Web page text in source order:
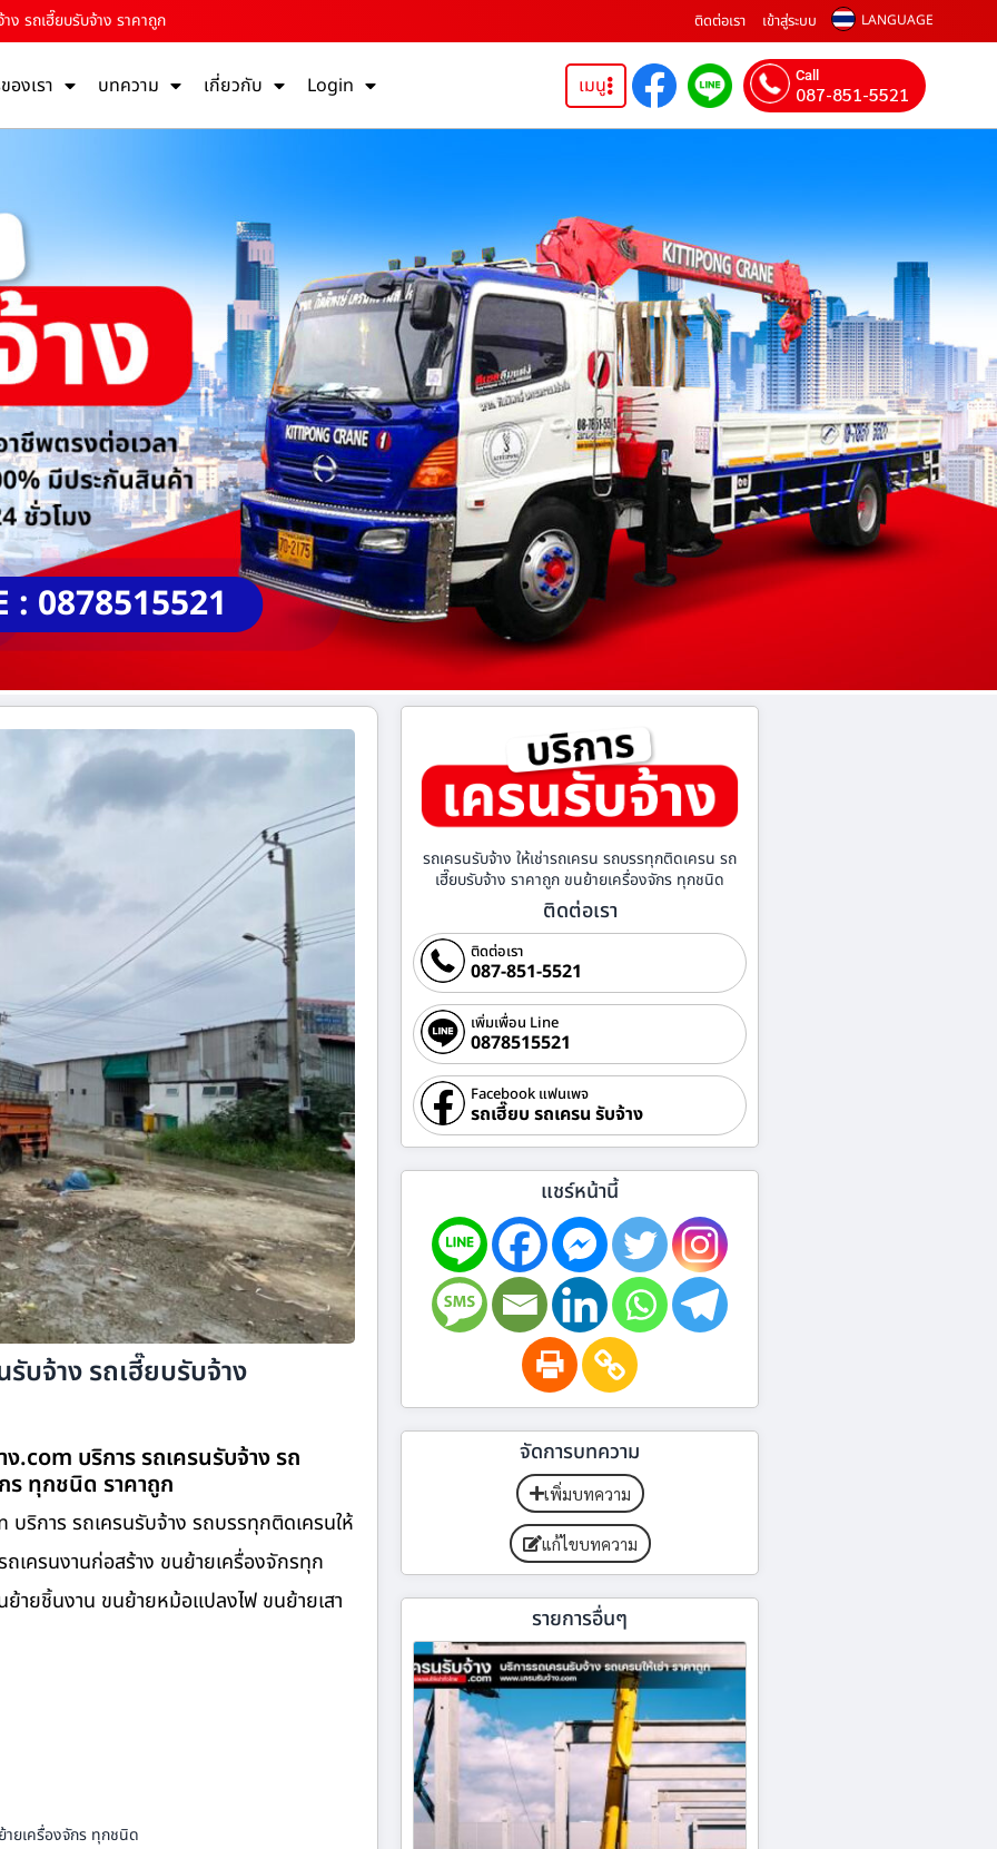
ง รถเฮี๊ยบรับจ้าง ราคาถูก ติดต่อเรา เข้าสู่ระบบ LANGUAGE
องเรา บทความ เกี่ยวกับ Login เมนู Call
087-851-5521
: 0878515521
รับจ้าง รถเฮี๊ยบรับจ้าง
ง.com บริการ รถเครนรับจ้าง รถ
ร ทุกชนิด ราคาถูก
บริการ รถเครนรับจ้าง รถบรรทุกติดเครนให้
ถเครนงานก่อสร้าง ขนย้ายเครื่องจักรทุก
ายชิ้นงาน ขนย้ายหม้อแปลงไฟ ขนย้ายเสา
ายเครื่องจักร ทุกชนิด
รถเครนรับจ้าง ให้เช่ารถเครน รถบรรทุกติดเครน รถ
เฮี๊ยบรับจ้าง ราคาถูก ขนย้ายเครื่องจักร ทุกชนิด
ติดต่อเรา
ติดต่อเรา
087-851-5521
เพิ่มเพื่อน Line
0878515521
Facebook แฟนเพจ
รถเฮี๊ยบ รถเครน รับจ้าง
แชร์หน้านี้
จัดการบทความ
เพิ่มบทความ
แก้ไขบทความ
รายการอื่นๆ